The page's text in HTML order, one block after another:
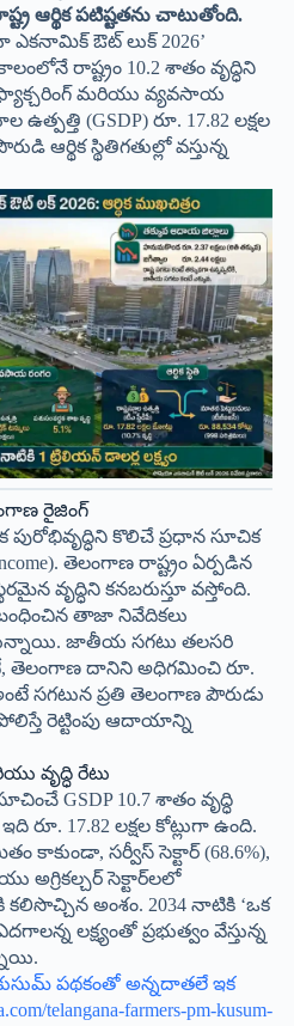
ఆర్థిక పటిష్టతను చాటుతోంది.
ఎకనామిక్ ఔట్ లుక్ 2026’
రాష్ట్రం 10.2 శాతం వృద్ధిని
మరియు వ్యవసాయ
ఉత్పత్తి (GSDP) రూ. 17.82 లక్షల
ఆర్థిక స్థితిగతుల్లో వస్తున్న
రైజింగ్
పురోభివృద్ధిని కొలిచే ప్రధాన సూచిక
తెలంగాణ రాష్ట్రం ఏర్పడిన
వృద్ధిని కనబరుస్తూ వస్తోంది.
తాజా నివేదికలు
జాతీయ సగటు తలసరి
తెలంగాణ దానిని అధిగమించి రూ.
సగటున ప్రతి తెలంగాణ పౌరుడు
రెట్టింపు ఆదాయాన్ని
వృద్ధి రేటు
GSDP 10.7 శాతం వృద్ధి
రూ. 17.82 లక్షల కోట్లుగా ఉంది.
కాకుండా, సర్వీస్ సెక్టార్ (68.6%),
అగ్రికల్చర్ సెక్టార్‌లలో
అంశం. 2034 నాటికి ‘ఒక
లక్ష్యంతో ప్రభుత్వం వేస్తున్న
పథకంతో అన్నదాతలే ఇక
telangana-farmers-pm-kusum-